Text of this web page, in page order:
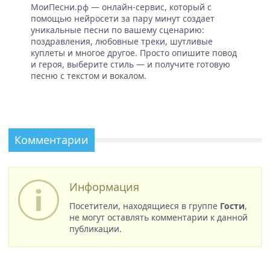
МоиПесни.рф — онлайн-сервис, который с
помощью нейросети за пару минут создает
уникальные песни по вашему сценарию:
поздравления, любовные треки, шутливые
куплеты и многое другое. Просто опишите повод
и героя, выберите стиль — и получите готовую
песню с текстом и вокалом.
Комментарии
Информация
Посетители, находящиеся в группе Гости,
не могут оставлять комментарии к данной
публикации.